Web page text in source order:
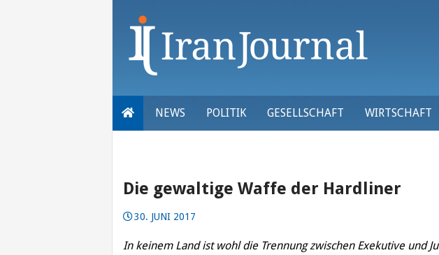
NEWS POLITIK GESELLSCHAFT WIRTSCHAFT
Die gewaltige Waffe der Hardliner
30. JUNI 2017
In keinem Land ist wohl die Trennung zwischen Exekutive und